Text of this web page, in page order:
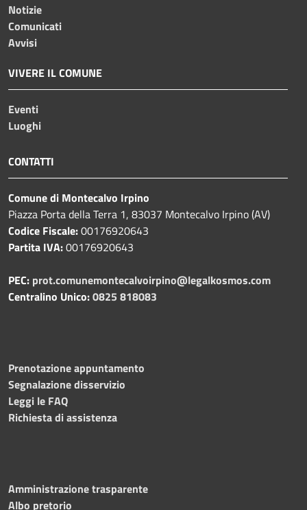
Notizie
Comunicati
Avvisi
VIVERE IL COMUNE
Eventi
Luoghi
CONTATTI
Comune di Montecalvo Irpino
Piazza Porta della Terra 1, 83037 Montecalvo Irpino (AV)
Codice Fiscale:00176920643
Partita IVA:00176920643
PEC: prot.comunemontecalvoirpino@legalkosmos.com
Centralino Unico:0825 818083
Prenotazione appuntamento
Segnalazione disservizio
Leggi le FAQ
Richiesta di assistenza
Amministrazione trasparente
Albo pretorio